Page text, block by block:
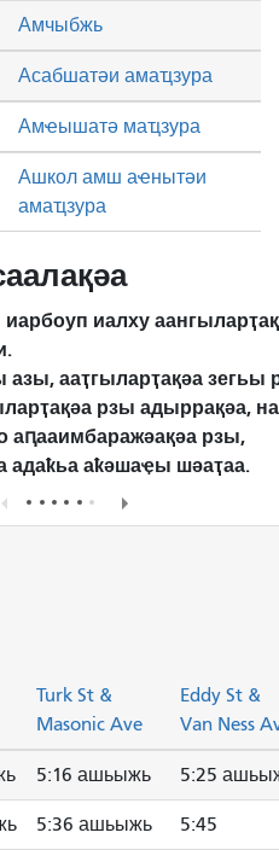
Асабшатәи амаҵзура
Амҽышатә маҵзура
Амчыбжь
Ашкол амш аҽнытәи
амаҵзура
иалху
азы, ааҭгыларҭақәа зегьы
рзы адыррақәа,
​​аԥааимбаражәақәа рзы,
адаҟьа аҟәшаҿы шәаҭаа.
Turk St &
Masonic Ave
Eddy St &
Van Ness
5:16 ашьыжь 5:25
5:36 ашьыжь 5:45